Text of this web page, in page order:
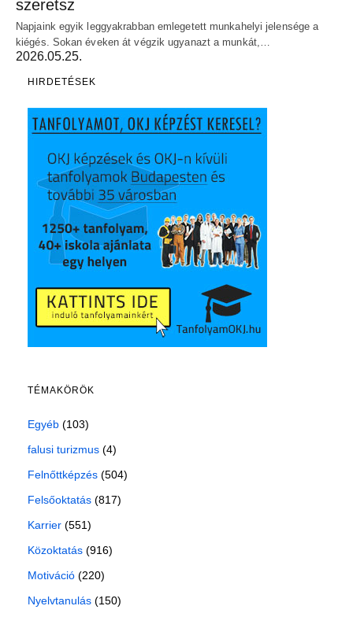
szeretsz
Napjaink egyik leggyakrabban emlegetett munkahelyi jelensége a
kiégés. Sokan éveken át végzik ugyanazt a munkát,…
2026.05.25.
HIRDETÉSEK
TÉMAKÖRÖK
Egyéb (103)
falusi turizmus (4)
Felnőttképzés (504)
Felsőoktatás (817)
Karrier (551)
Közoktatás (916)
Motiváció (220)
Nyelvtanulás (150)